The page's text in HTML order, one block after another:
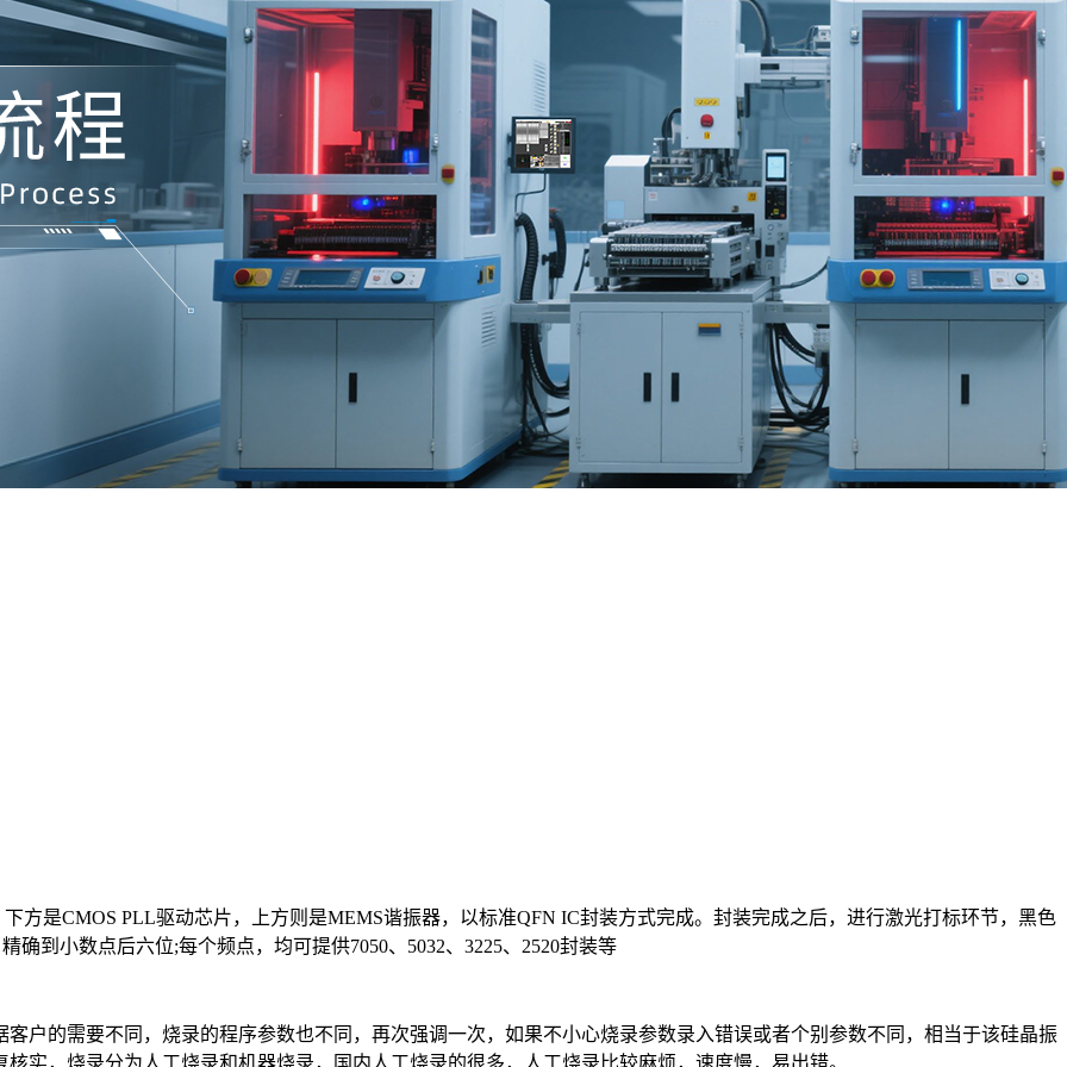
是CMOS PLL驱动芯片，上方则是MEMS谐振器，以标准QFN IC封装方式完成。封装完成之后，进行激光打标环节，黑色
确到小数点后六位;每个频点，均可提供7050、5032、3225、2520封装等
的需要不同，烧录的程序参数也不同，再次强调一次，如果不小心烧录参数录入错误或者个别参数不同，相当于该硅晶振
实，烧录分为人工烧录和机器烧录，国内人工烧录的很多，人工烧录比较麻烦，速度慢，易出错。